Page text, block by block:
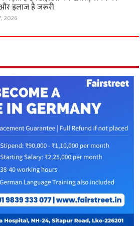
इलाज है जरूरी
2026